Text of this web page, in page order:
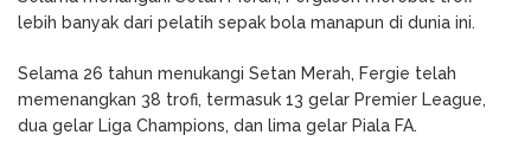
lebih banyak dari pelatih sepak bola manapun di dunia ini.
Selama 26 tahun menukangi Setan Merah, Fergie telah
memenangkan 38 trofi, termasuk 13 gelar Premier League,
dua gelar Liga Champions, dan lima gelar Piala FA.